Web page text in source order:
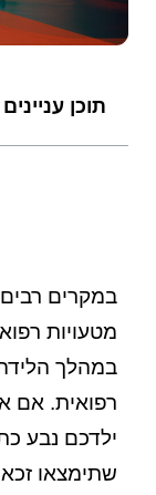
תוכן עניינים
במקרים
מטעויות
במהלך הלידה
רפואית. אם
ילדכם נבע
שתימצאו